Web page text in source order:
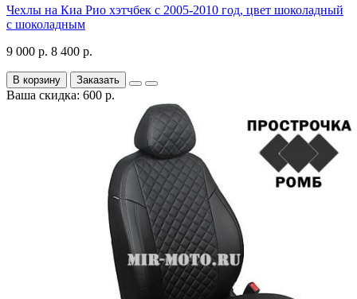
Чехлы на Киа Рио хэтчбек с 2005-2010 год, цвет шоколадный
с шоколадным
9 000 р. 8 400 р.
В корзину Заказать
Ваша скидка: 600 р.